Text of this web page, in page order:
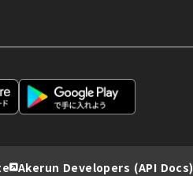
Akerun Developers (API Docs)